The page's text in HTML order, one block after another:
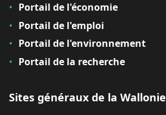
Portail de l'économie
Portail de l'emploi
Portail de l'environnement
Portail de la recherche
Sites généraux de la Wallonie